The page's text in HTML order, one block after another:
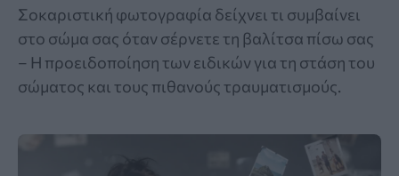
Σοκαριστική φωτογραφία δείχνει τι συμβαίνει
στο σώμα σας όταν σέρνετε τη βαλίτσα πίσω σας
– Η προειδοποίηση των ειδικών για τη στάση του
σώματος και τους πιθανούς τραυματισμούς.